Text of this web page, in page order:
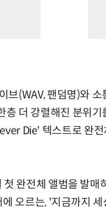
브(WAV, 팬덤명)와
더 강렬해진 분위
Die' 텍스트로 완
완전체 앨범을 발매
오르는, '지금까지